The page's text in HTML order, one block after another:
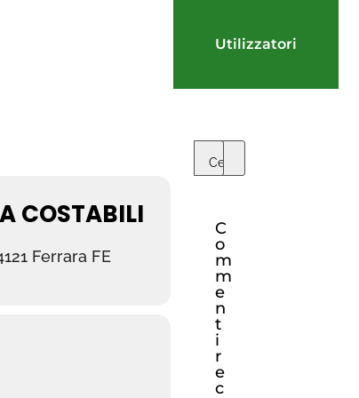
Utilizzatori
COSTABILI
Ferrara FE
C
o
m
m
e
n
t
i
r
e
c